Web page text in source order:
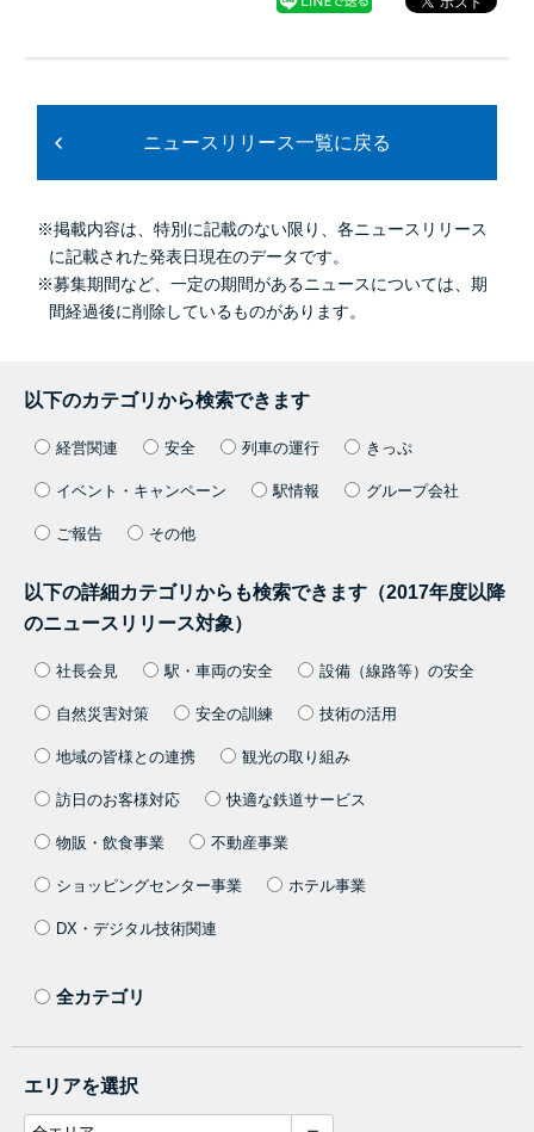
ニュースリリース一覧に戻る
※掲載内容は、特別に記載のない限り、各ニュースリリース
に記載された発表日現在のデータです。
※募集期間など、一定の期間があるニュースについては、期
間経過後に削除しているものがあります。
以下のカテゴリから検索できます
経営関連 安全 列車の運行 きっぷ
イベント・キャンペーン 駅情報 グループ会社
ご報告 その他
以下の詳細カテゴリからも検索できます（2017年度以降
のニュースリリース対象）
社長会見 駅・車両の安全 設備（線路等）の安全
自然災害対策 安全の訓練 技術の活用
地域の皆様との連携 観光の取り組み
訪日のお客様対応 快適な鉄道サービス
物販・飲食事業 不動産事業
ショッピングセンター事業 ホテル事業
DX・デジタル技術関連
全カテゴリ
エリアを選択